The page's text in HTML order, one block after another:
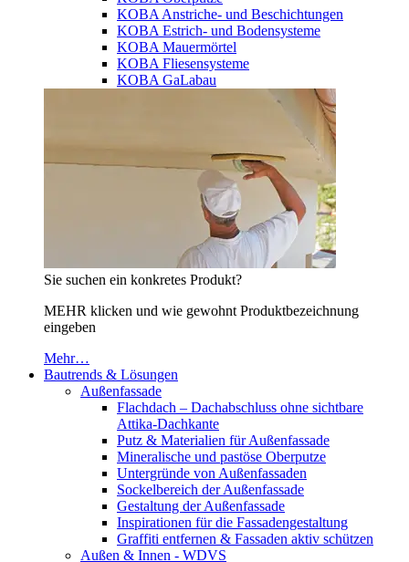
KOBA Anstriche- und Beschichtungen
KOBA Estrich- und Bodensysteme
KOBA Mauermörtel
KOBA Fliesensysteme
KOBA GaLabau
Sie suchen ein konkretes Produkt?
MEHR klicken und wie gewohnt Produktbezeichnung
eingeben
Mehr…
Bautrends & Lösungen
Außenfassade
Flachdach – Dachabschluss ohne sichtbare
Attika-Dachkante
Putz & Materialien für Außenfassade
Mineralische und pastöse Oberputze
Untergründe von Außenfassaden
Sockelbereich der Außenfassade
Gestaltung der Außenfassade
Inspirationen für die Fassadengestaltung
Graffiti entfernen & Fassaden aktiv schützen
Außen & Innen - WDVS